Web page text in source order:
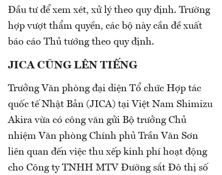
Đầu tư để xem xét, xử lý theo quy định. Trường
hợp vượt thẩm quyền, các bộ này cần đề xuất
báo cáo Thủ tướng theo quy định.
JICA CŨNG LÊN TIẾNG
Trưởng Văn phòng đại diện Tổ chức Hợp tác
quốc tế Nhật Bản (JICA) tại Việt Nam Shimizu
Akira vừa có công văn gửi Bộ trưởng Chủ
nhiệm Văn phòng Chính phủ Trần Văn Sơn
liên quan đến việc thu xếp kinh phí hoạt động
cho Công ty TNHH MTV Đường sắt Đô thị số